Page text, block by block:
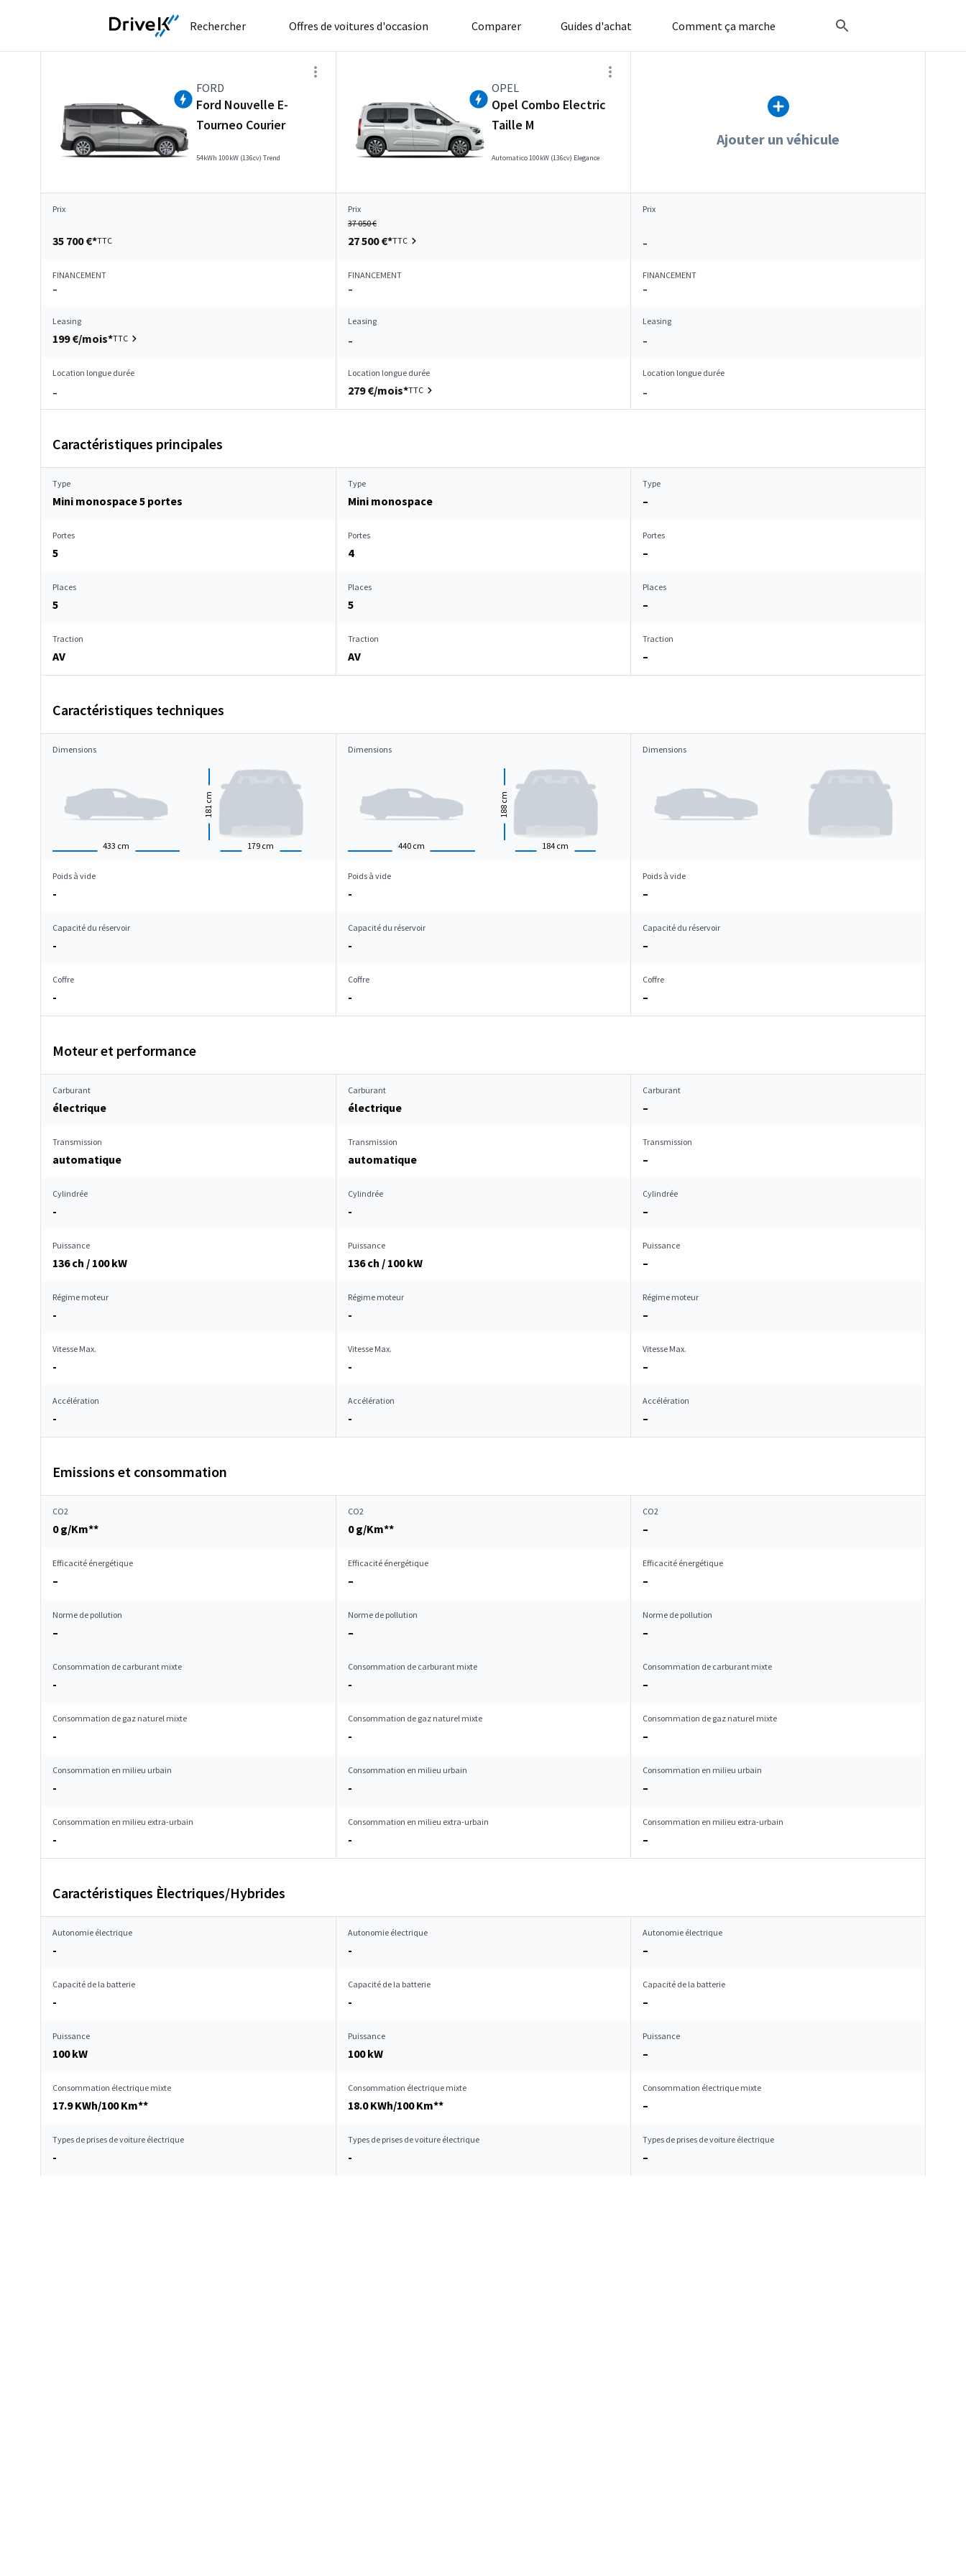
Rechercher Offres de voitures d'occasion Comparer Guides d'achat Comment ça marche
FORD
Ford Nouvelle E-
Tourneo Courier
54kWh 100kW (136cv) Trend
OPEL
Opel Combo Electric
Taille M
Automatico 100kW (136cv) Elegance
Ajouter un véhicule
Prix
35 700 €*TTC
Prix
37 050 €
27 500 €*TTC
Prix
–
FINANCEMENT
–
FINANCEMENT
–
FINANCEMENT
–
Leasing
199 €/mois*TTC
Leasing
–
Leasing
–
Location longue durée
–
Location longue durée
279 €/mois*TTC
Location longue durée
–
Caractéristiques principales
Type
Mini monospace 5 portes
Type
Mini monospace
Type
–
Portes
5
Portes
4
Portes
–
Places
5
Places
5
Places
–
Traction
AV
Traction
AV
Traction
–
Caractéristiques techniques
Dimensions
433 cm 179 cm
181
cm
Dimensions
440 cm 184 cm
188
cm
Dimensions
Poids à vide
-
Poids à vide
-
Poids à vide
–
Capacité du réservoir
-
Capacité du réservoir
-
Capacité du réservoir
–
Coffre
-
Coffre
-
Coffre
–
Moteur et performance
Carburant
électrique
Carburant
électrique
Carburant
–
Transmission
automatique
Transmission
automatique
Transmission
–
Cylindrée
-
Cylindrée
-
Cylindrée
–
Puissance
136 ch / 100 kW
Puissance
136 ch / 100 kW
Puissance
–
Régime moteur
-
Régime moteur
-
Régime moteur
–
Vitesse Max.
-
Vitesse Max.
-
Vitesse Max.
–
Accélération
-
Accélération
-
Accélération
–
Emissions et consommation
CO2
0 g/Km**
CO2
0 g/Km**
CO2
–
Efficacité énergétique
–
Efficacité énergétique
–
Efficacité énergétique
–
Norme de pollution
–
Norme de pollution
–
Norme de pollution
–
Consommation de carburant mixte
-
Consommation de carburant mixte
-
Consommation de carburant mixte
–
Consommation de gaz naturel mixte
-
Consommation de gaz naturel mixte
-
Consommation de gaz naturel mixte
–
Consommation en milieu urbain
-
Consommation en milieu urbain
-
Consommation en milieu urbain
–
Consommation en milieu extra-urbain
-
Consommation en milieu extra-urbain
-
Consommation en milieu extra-urbain
–
Caractéristiques Èlectriques/Hybrides
Autonomie électrique
-
Autonomie électrique
-
Autonomie électrique
–
Capacité de la batterie
-
Capacité de la batterie
-
Capacité de la batterie
–
Puissance
100 kW
Puissance
100 kW
Puissance
–
Consommation électrique mixte
17.9 KWh/100 Km**
Consommation électrique mixte
18.0 KWh/100 Km**
Consommation électrique mixte
–
Types de prises de voiture électrique
-
Types de prises de voiture électrique
-
Types de prises de voiture électrique
–